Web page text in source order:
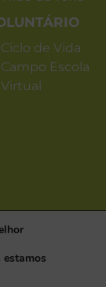
Ciclo de Vida
Campo Escola
Virtual
estamos